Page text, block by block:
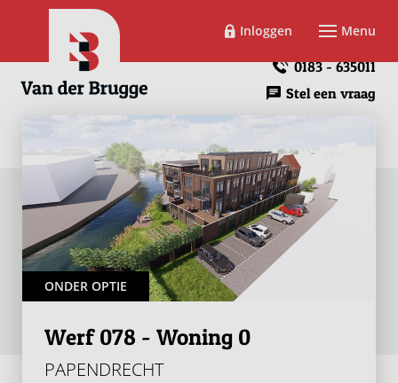
Inloggen Menu
0183 - 635011
Stel een vraag
ONDER OPTIE
Werf 078 - Woning 0
PAPENDRECHT